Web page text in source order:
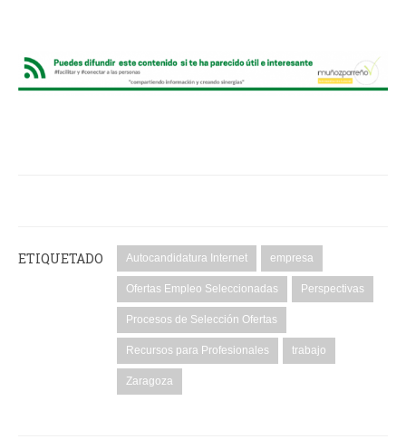
ETIQUETADO Autocandidatura Internet empresa
Ofertas Empleo Seleccionadas Perspectivas
Procesos de Selección Ofertas
Recursos para Profesionales trabajo
Zaragoza